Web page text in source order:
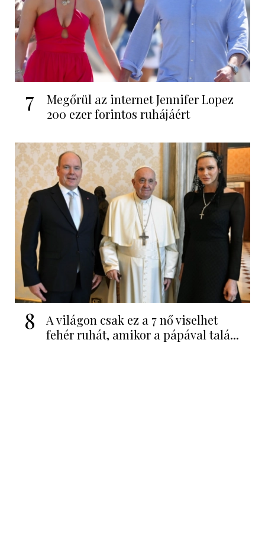
7
Megőrül az internet Jennifer Lopez
200 ezer forintos ruhájáért
8
A világon csak ez a 7 nő viselhet
fehér ruhát, amikor a pápával talá...